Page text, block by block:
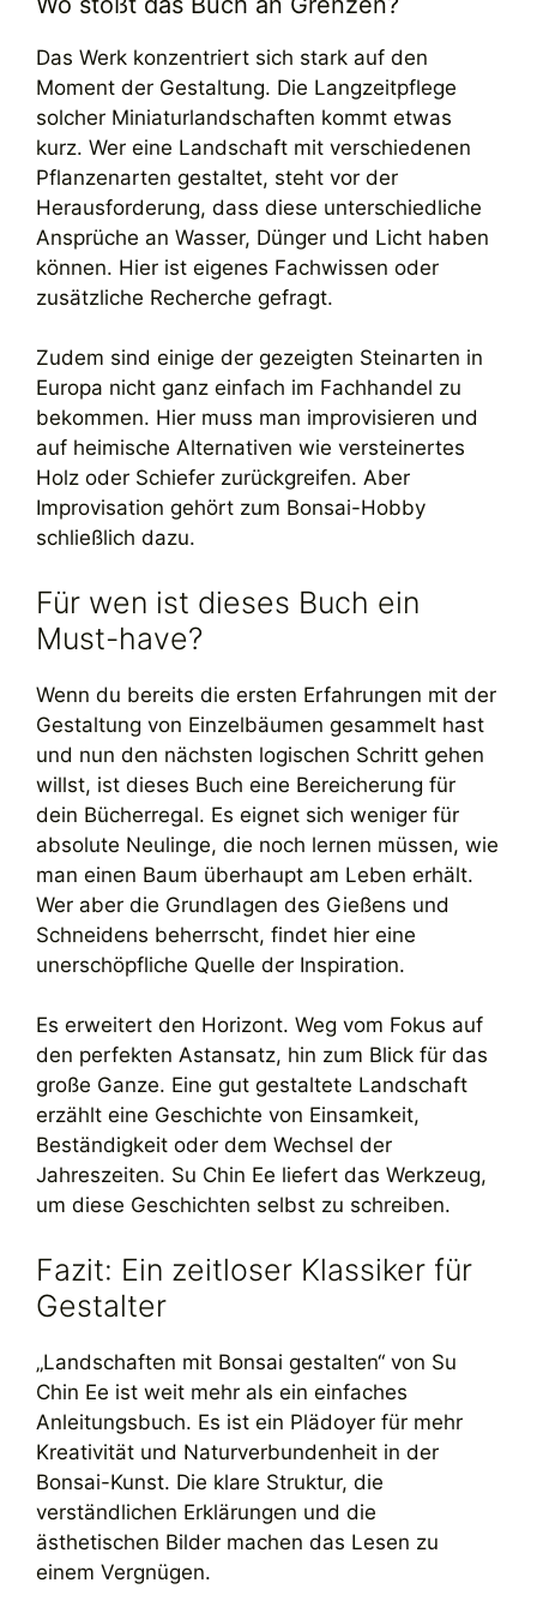
Das Werk konzentriert sich stark auf den
Moment der Gestaltung. Die Langzeitpflege
solcher Miniaturlandschaften kommt etwas
kurz. Wer eine Landschaft mit verschiedenen
Pflanzenarten gestaltet, steht vor der
Herausforderung, dass diese unterschiedliche
Ansprüche an Wasser, Dünger und Licht haben
können. Hier ist eigenes Fachwissen oder
zusätzliche Recherche gefragt.
Zudem sind einige der gezeigten Steinarten in
Europa nicht ganz einfach im Fachhandel zu
bekommen. Hier muss man improvisieren und
auf heimische Alternativen wie versteinertes
Holz oder Schiefer zurückgreifen. Aber
Improvisation gehört zum Bonsai-Hobby
schließlich dazu.
Für wen ist dieses Buch ein
Must-have?
Wenn du bereits die ersten Erfahrungen mit der
Gestaltung von Einzelbäumen gesammelt hast
und nun den nächsten logischen Schritt gehen
willst, ist dieses Buch eine Bereicherung für
dein Bücherregal. Es eignet sich weniger für
absolute Neulinge, die noch lernen müssen, wie
man einen Baum überhaupt am Leben erhält.
Wer aber die Grundlagen des Gießens und
Schneidens beherrscht, findet hier eine
unerschöpfliche Quelle der Inspiration.
Es erweitert den Horizont. Weg vom Fokus auf
den perfekten Astansatz, hin zum Blick für das
große Ganze. Eine gut gestaltete Landschaft
erzählt eine Geschichte von Einsamkeit,
Beständigkeit oder dem Wechsel der
Jahreszeiten. Su Chin Ee liefert das Werkzeug,
um diese Geschichten selbst zu schreiben.
Fazit: Ein zeitloser Klassiker für
Gestalter
„Landschaften mit Bonsai gestalten“ von Su
Chin Ee ist weit mehr als ein einfaches
Anleitungsbuch. Es ist ein Plädoyer für mehr
Kreativität und Naturverbundenheit in der
Bonsai-Kunst. Die klare Struktur, die
verständlichen Erklärungen und die
ästhetischen Bilder machen das Lesen zu
einem Vergnügen.